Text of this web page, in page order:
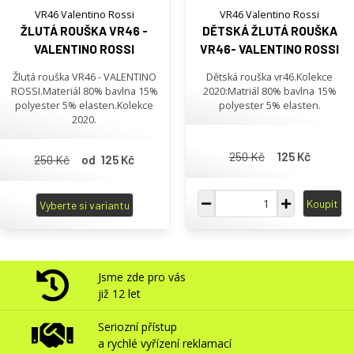
VR46 Valentino Rossi
ŽLUTÁ ROUŠKA VR46 -
VALENTINO ROSSI
Žlutá rouška VR46 - VALENTINO
ROSSI.Materiál 80% bavlna 15%
polyester 5% elasten.Kolekce
2020.
250 Kč od 125 Kč
Vyberte si variantu
VR46 Valentino Rossi
DĚTSKÁ ŽLUTÁ ROUŠKA
VR46- VALENTINO ROSSI
Dětská rouška vr46.Kolekce
2020:Matriál 80% bavlna 15%
polyester 5% elasten.
250 Kč 125 Kč
Koupit
Jsme zde pro vás
již 12 let
Seriozní přístup
a rychlé vyřízení reklamací